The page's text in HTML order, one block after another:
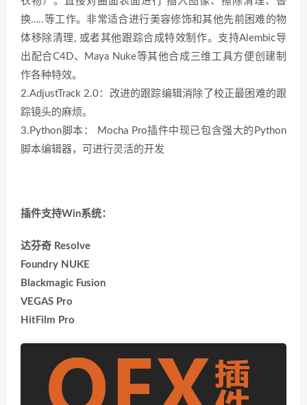
换…..等工作。非常适合进行美容修饰和其他先前困难的物
体移除清理, 或者其他跟踪合成特效制作。支持Alembic导
出配合C4D、Maya Nuke等其他合成三维工具方便创建制
作各种特效。
2.AdjustTrack 2.0：改进的跟踪编辑消除了校正最困难的跟
踪镜头的麻烦。
3.Python脚本： Mocha Pro插件中现已包含强大的Python
脚本编辑器，可进行灵活的开发
插件支持Win系统：
达芬奇 Resolve
Foundry NUKE
Blackmagic Fusion
VEGAS Pro
HitFilm Pro